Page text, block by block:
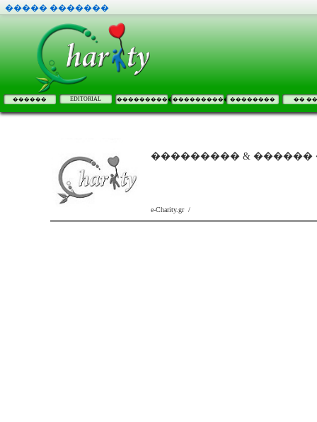
����� �������
������ EDITORIAL �������������������� �������� ��
��������� &
e-Charity.gr /